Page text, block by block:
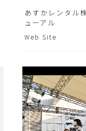
あすかレンタル
ューアル
Web Site